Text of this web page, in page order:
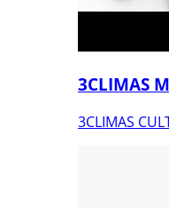
3CLIMAS
3CLIMAS